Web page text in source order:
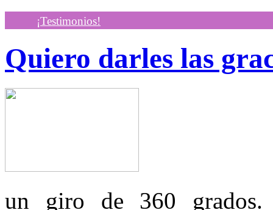
¡Testimonios!
Quiero darles las
un giro de 360 grados.